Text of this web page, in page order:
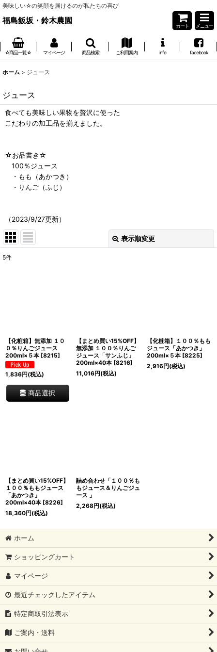
美味しい☆の笑顔を届けるのが私たちの喜び
福島飯坂・鈴木農園
カート メニュー
☆商品一覧☆ マイページ 商品検索 ご利用案内 info facebook
ホーム > ジュース
ジュース
食べても美味しい果物を贅沢に使った
こだわりの加工品を揃えました。
☆お品書き☆
100％ジュース
・もも（あかつき）
・りんご（ふじ）
（2023/9/27更新）
表示順変更
5件
【化粧箱】無添加 １０
０％りんごジュース
200ml×５本 [8215]
1,836円(税込)
商品選択
【まとめ買い15%OFF】
無添加 １００％りんご
ジュース「サンふじ」
200ml×40本 [8216]
11,016円(税込)
【化粧箱】１００％もも
ジュース「あかつき」
200ml×５本 [8225]
2,916円(税込)
【まとめ買い15%OFF】
１００％ももジュース
「あかつき」
200ml×40本 [8226]
18,360円(税込)
詰め合わせ「１００％も
もジュース＆りんごジュ
ース 」
2,268円(税込)
ホーム
ショッピングカート
マイページ
最近チェックしたアイテム
特定商取引法表示
ご案内・送料